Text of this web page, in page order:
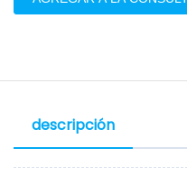
descripción